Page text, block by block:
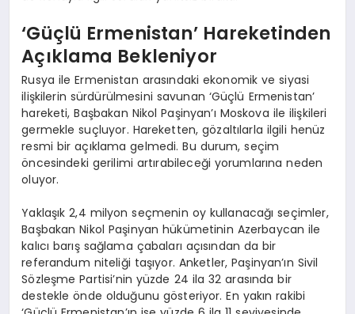
‘Güçlü Ermenistan’ Hareketinden
Açıklama Bekleniyor
Rusya ile Ermenistan arasındaki ekonomik ve siyasi
ilişkilerin sürdürülmesini savunan ‘Güçlü Ermenistan’
hareketi, Başbakan Nikol Paşinyan’ı Moskova ile ilişkileri
germekle suçluyor. Hareketten, gözaltılarla ilgili henüz
resmi bir açıklama gelmedi. Bu durum, seçim
öncesindeki gerilimi artırabileceği yorumlarına neden
oluyor.
Yaklaşık 2,4 milyon seçmenin oy kullanacağı seçimler,
Başbakan Nikol Paşinyan hükümetinin Azerbaycan ile
kalıcı barış sağlama çabaları açısından da bir
referandum niteliği taşıyor. Anketler, Paşinyan’ın Sivil
Sözleşme Partisi’nin yüzde 24 ila 32 arasında bir
destekle önde olduğunu gösteriyor. En yakın rakibi